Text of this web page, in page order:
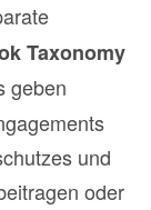
Taxonomy
geben
und
oder